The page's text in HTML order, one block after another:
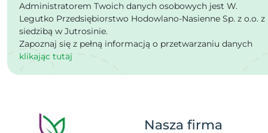
Administratorem Twoich danych osobowych jest W.
Legutko Przedsiębiorstwo Hodowlano-Nasienne Sp. z o.o. z
siedzibą w Jutrosinie.
Zapoznaj się z pełną informacją o przetwarzaniu danych
klikając tutaj
Nasza firma